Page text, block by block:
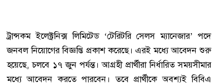
ট্রান্সকম ইলেক্ট্রনিক্স লিমিটেড ‘টেরিটরি সেলস ম্যানেজার’ পদে
জনবল নিয়োগের বিজ্ঞপ্তি প্রকাশ করেছে। এরই মধ্যে আবেদন শুরু
হয়েছে, চলবে ১৭ জুন পর্যন্ত। আগ্রহী প্রার্থীরা নির্ধারিত সময়সীমার
মধ্যে আবেদন করতে পারবেন। তবে প্রার্থীকে অবশ্যই বিবিএ